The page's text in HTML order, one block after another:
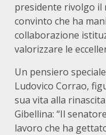
presidente rivolgo il
convinto che ha
collaborazione
valorizzare le
Un pensiero
Ludovico Corrao,
sua vita alla
Gibellina: “Il
lavoro che ha